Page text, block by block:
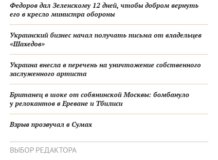
Федоров дал Зеленскому 12 дней, чтобы добром вернуть
его в кресло министра обороны
Украинский бизнес начал получать письма от владельцев
«Шахедов»
Украина внесла в перечень на уничтожение собственного
заслуженного артиста
Британец в шоке от собянинской Москвы: бомбануло
у релокантов в Ереване и Тбилиси
Взрыв прозвучал в Сумах
ВЫБОР РЕДАКТОРА